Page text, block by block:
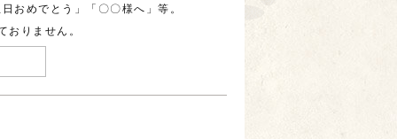
おめでとう」「〇〇様へ」等。
りません。